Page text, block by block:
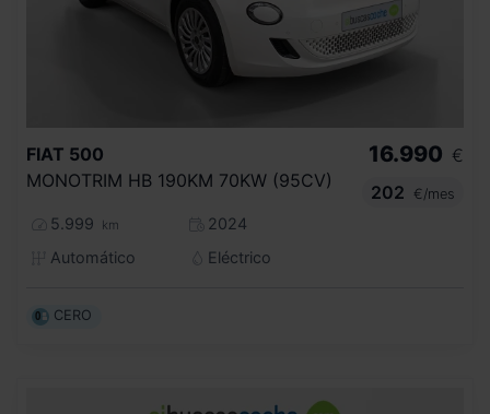
FIAT 500
MONOTRIM HB 190KM 70KW (95CV)
5.999 km
2024
Automático
Eléctrico
16.990 €
202
€/mes
CERO